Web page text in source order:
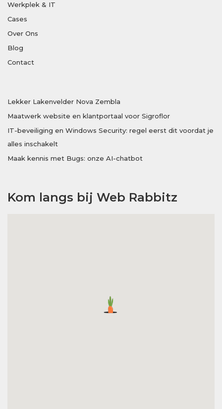
Werkplek & IT
Cases
Over Ons
Blog
Contact
Lekker Lakenvelder Nova Zembla
Maatwerk website en klantportaal voor Sigroflor
IT-beveiliging en Windows Security: regel eerst dit voordat je
alles inschakelt
Maak kennis met Bugs: onze AI-chatbot
Kom langs bij Web Rabbitz